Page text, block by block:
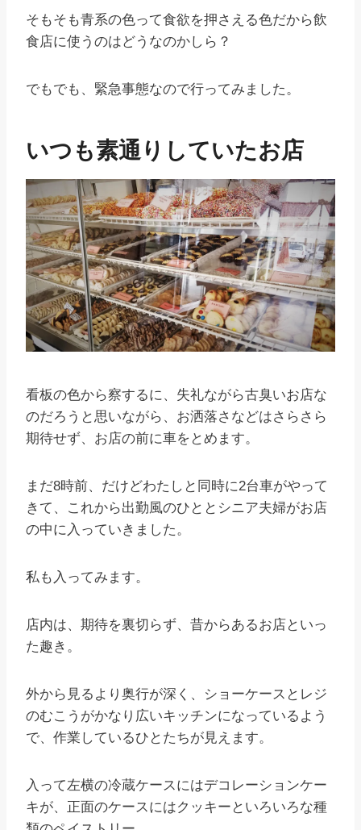
そもそも青系の色って食欲を押さえる色だから飲
食店に使うのはどうなのかしら？
でもでも、緊急事態なので行ってみました。
いつも素通りしていたお店
看板の色から察するに、失礼ながら古臭いお店な
のだろうと思いながら、お洒落さなどはさらさら
期待せず、お店の前に車をとめます。
まだ8時前、だけどわたしと同時に2台車がやって
きて、これから出勤風のひととシニア夫婦がお店
の中に入っていきました。
私も入ってみます。
店内は、期待を裏切らず、昔からあるお店といっ
た趣き。
外から見るより奥行が深く、ショーケースとレジ
のむこうがかなり広いキッチンになっているよう
で、作業しているひとたちが見えます。
入って左横の冷蔵ケースにはデコレーションケー
キが、正面のケースにはクッキーといろいろな種